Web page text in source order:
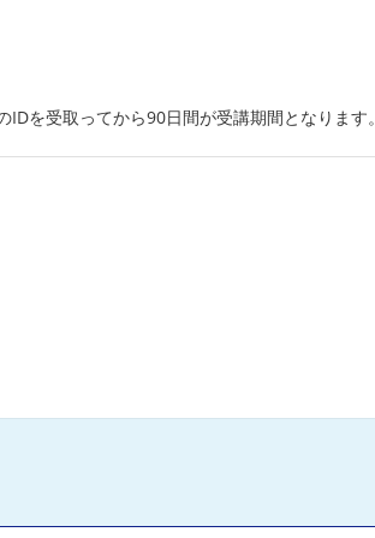
を受取ってから90日間が受講期間となります。